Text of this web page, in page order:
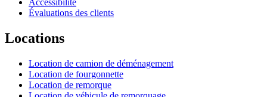
Accessibilité
Évaluations des clients
Locations
Location de camion de déménagement
Location de fourgonnette
Location de remorque